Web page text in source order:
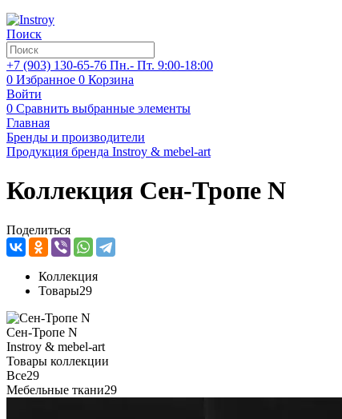
Поиск
+7 (903) 130-65-76 Пн.- Пт. 9:00-18:00
0 Избранное 0 Корзина
Войти
0 Сравнить выбранные элементы
Главная
Бренды и производители
Продукция бренда Instroy & mebel-art
Коллекция Сен-Тропе N
Поделиться
Коллекция
Товары29
Сен-Тропе N
Instroy & mebel-art
Товары коллекции
Все29
Мебельные ткани29